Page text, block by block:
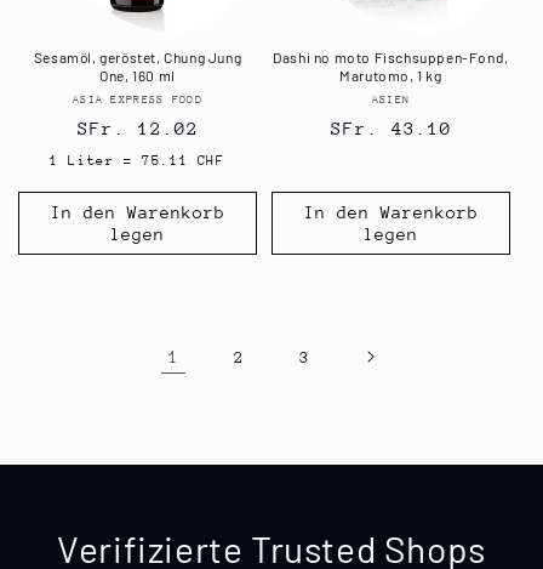
Sesamöl, geröstet, Chung Jung
One, 160 ml
Anbieter:
ASIA EXPRESS FOOD
Normaler
Preis
SFr. 12.02
1 Liter = 75.11 CHF
In den Warenkorb
legen
Dashi no moto Fischsuppen-Fond,
Marutomo, 1 kg
Anbieter:
ASIEN
Normaler
SFr. 43.10
In den Warenkorb
legen
1 2 3
Verifizierte Trusted Shops